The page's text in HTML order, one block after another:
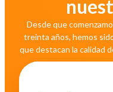
Desde que
treinta años, hemos
que destacan la calidad